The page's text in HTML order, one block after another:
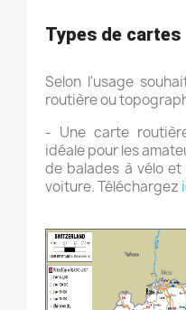
Types de cartes
Selon l'usage
routière ou
- Une carte
idéale pour les
de balades à vélo
voiture. Téléchargez